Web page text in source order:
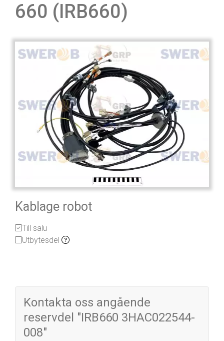
660 (IRB660)
Kablage robot
Till salu
Utbytesdel
Kontakta oss angående
reservdel "IRB660 3HAC022544-
008"